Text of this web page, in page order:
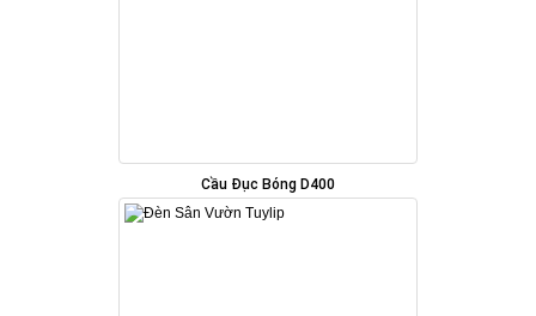
Cầu Đục Bóng D400